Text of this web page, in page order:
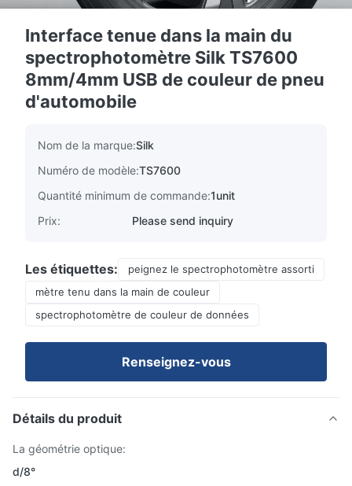
Interface tenue dans la main du
spectrophotomètre Silk TS7600
8mm/4mm USB de couleur de pneu
d'automobile
Nom de la marque:Silk
Numéro de modèle:TS7600
Quantité minimum de commande:1unit
Prix:
Please send inquiry
Les étiquettes:
peignez le spectrophotomètre assorti
mètre tenu dans la main de couleur
spectrophotomètre de couleur de données
Renseignez-vous
Détails du produit
La géométrie optique:
d/8°